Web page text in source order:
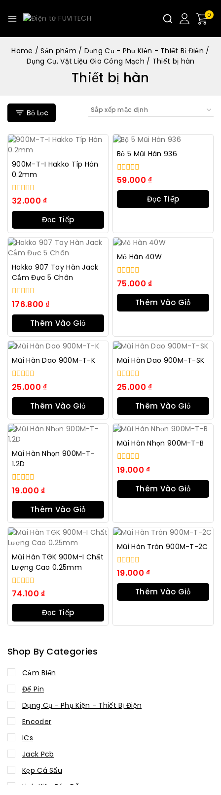
0
Home / Sản phẩm / Dụng Cụ - Phụ Kiện - Thiết Bị Điện /
Dụng Cụ, Vật Liệu Gia Công Mạch / Thiết bị hàn
Thiết bị hàn
Bộ Lọc
900M-T-I Hakko Típ Hàn
0.2mm
0
trong
số
32.000 ₫
Đọc Tiếp
Bộ 5 Mũi Hàn 936
0
trong
số
59.000 ₫
Đọc Tiếp
Hakko 907 Tay Hàn Jack
Cắm Đực 5 Chân
0
trong
số
176.800 ₫
Thêm Vào Giỏ
Hàng
Mỏ Hàn 40W
0
trong
số
75.000 ₫
Thêm Vào Giỏ
Mũi Hàn Dao 900M-T-K
0
trong
số
25.000 ₫
Thêm Vào Giỏ
Hàng
Mũi Hàn Dao 900M-T-SK
0
trong
số
25.000 ₫
Thêm Vào Giỏ
Hàng
Mũi Hàn Nhọn 900M-T-
1.2D
0
trong
số
19.000 ₫
Thêm Vào Giỏ
Hàng
Mũi Hàn Nhọn 900M-T-B
0
trong
số
19.000 ₫
Thêm Vào Giỏ
Mũi Hàn TGK 900M-I Chất
Lượng Cao 0.25mm
0
trong
số
74.100 ₫
Đọc Tiếp
Mũi Hàn Tròn 900M-T-2C
0
trong
số
19.000 ₫
Thêm Vào Giỏ
Shop By Categories
Cảm Biến
Đế Pin
Dụng Cụ - Phụ Kiện - Thiết Bị Điện
Encoder
ICs
Jack Pcb
Kẹp Cá Sấu
Linh Kiện Bán Dẫn